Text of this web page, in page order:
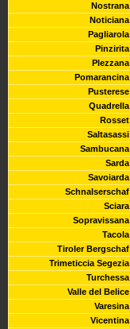
Nostrana
Noticiana
Pagliarola
Pinzirita
Plezzana
Pomarancina
Pusterese
Quadrella
Rosset
Saltasassi
Sambucana
Sarda
Savoiarda
Schnalserschaf
Sciara
Sopravissana
Tacola
Tiroler Bergschaf
Trimeticcia Segezia
Turchessa
Valle del Belice
Varesina
Vicentina